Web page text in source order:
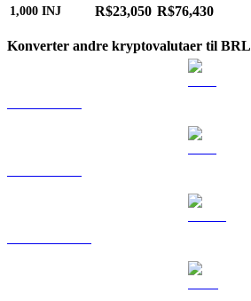
1,000 INJ R$23,050 R$76,430
Konverter andre kryptovalutaer til BRL